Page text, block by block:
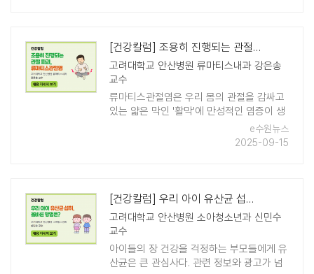
[건강칼럼] 조용히 진행되는 관절 파괴, 류마티스관절염
고려대학교 안산병원 류마티스내과 강은송
교수
류마티스관절염은 우리 몸의 관절을 감싸고
있는 얇은 막인 '활막'에 만성적인 염증이 생
기면서 시작되는 질환이다. 이로 인하여 관
절 주위의 연골과 뼈의 침식이 일어나며, 결
e수원뉴스
2025-09-15
[건강칼럼] 우리 아이 유산균 섭취, 올바른 방법은?
고려대학교 안산병원 소아청소년과 신민수
교수
아이들의 장 건강을 걱정하는 부모들에게 유
산균은 큰 관심사다. 관련 정보와 광고가 넘